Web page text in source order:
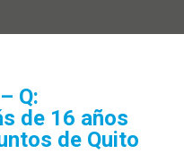
Q:
de 16 años
de Quito